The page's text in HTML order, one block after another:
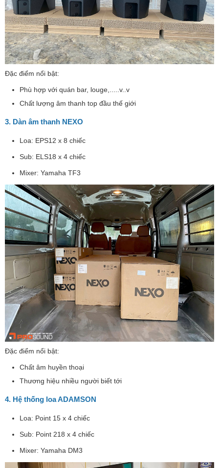
Đặc điểm nổi bật:
Phù hợp với quán bar, louge,.....v..v
Chất lượng âm thanh top đầu thế giới
3. Dàn âm thanh NEXO
Loa: EPS12 x 8 chiếc
Sub: ELS18 x 4 chiếc
Mixer: Yamaha TF3
Đặc điểm nổi bật:
Chất âm huyền thoại
Thương hiệu nhiều người biết tới
4. Hệ thống loa ADAMSON
Loa: Point 15 x 4 chiếc
Sub: Point 218 x 4 chiếc
Mixer: Yamaha DM3